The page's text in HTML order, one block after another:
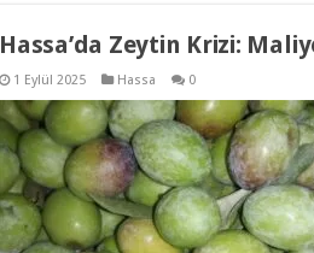
Hassa’da Zeytin Krizi:
1 Eylül 2025 Hassa 0